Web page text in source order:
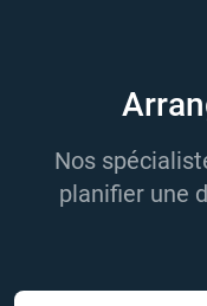
Nos
planifier une